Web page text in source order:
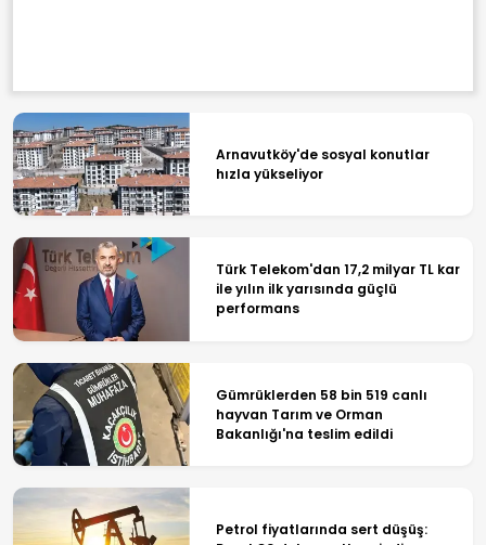
Arnavutköy'de sosyal konutlar
hızla yükseliyor
Türk Telekom'dan 17,2 milyar TL kar
ile yılın ilk yarısında güçlü
performans
Gümrüklerden 58 bin 519 canlı
hayvan Tarım ve Orman
Bakanlığı'na teslim edildi
Petrol fiyatlarında sert düşüş: